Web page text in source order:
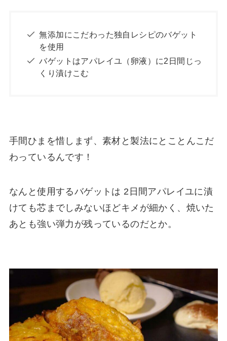
無添加にこだわった独自レシピのバゲット
を使用
バゲットはアパレイユ（卵液）に2日間じっ
くり漬けこむ
手間ひまを惜しまず、素材と製法にとことんこだ
わっているんです！
なんと使用するバゲットは 2日間アパレイユに漬
けても芯までしみないほどキメが細かく、焼いた
あとも強い弾力が残っているのだとか。